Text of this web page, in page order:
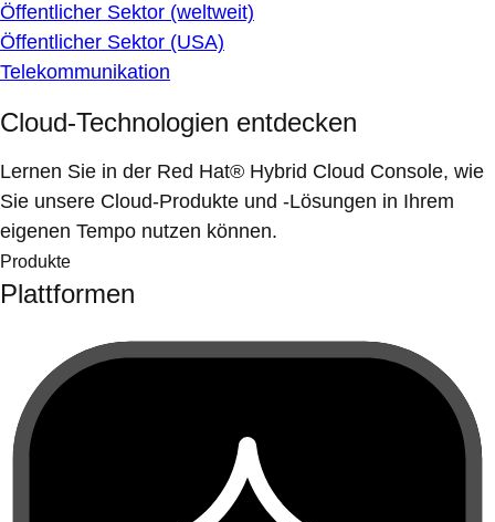
Öffentlicher Sektor (weltweit)
Öffentlicher Sektor (USA)
Telekommunikation
Cloud-Technologien entdecken
Lernen Sie in der Red Hat® Hybrid Cloud Console, wie
Sie unsere Cloud-Produkte und -Lösungen in Ihrem
eigenen Tempo nutzen können.
Produkte
Plattformen